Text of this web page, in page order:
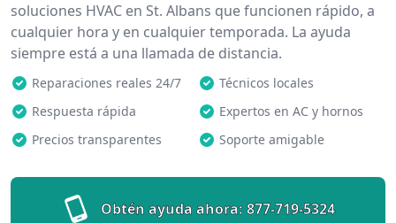
soluciones HVAC en St. Albans que funcionen rápido, a
cualquier hora y en cualquier temporada. La ayuda
siempre está a una llamada de distancia.
Reparaciones reales 24/7
Técnicos locales
Respuesta rápida
Expertos en AC y hornos
Precios transparentes
Soporte amigable
Obtén ayuda ahora: 877-719-5324